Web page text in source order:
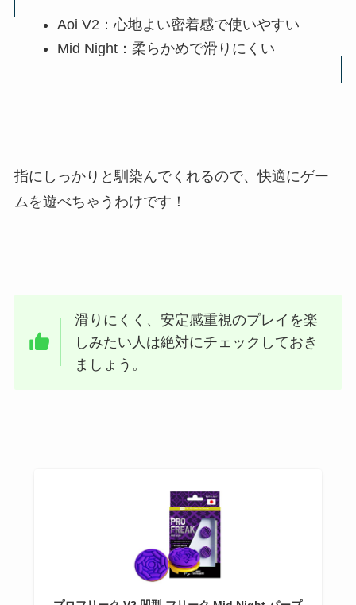
Aoi V2：心地よい密着感で使いやすい
Mid Night：柔らかめで滑りにくい
指にしっかりと馴染んでくれるので、快適にゲー
ムを遊べちゃうわけです！
滑りにくく、安定感重視のプレイを楽
しみたい人は絶対にチェックしておき
ましょう。